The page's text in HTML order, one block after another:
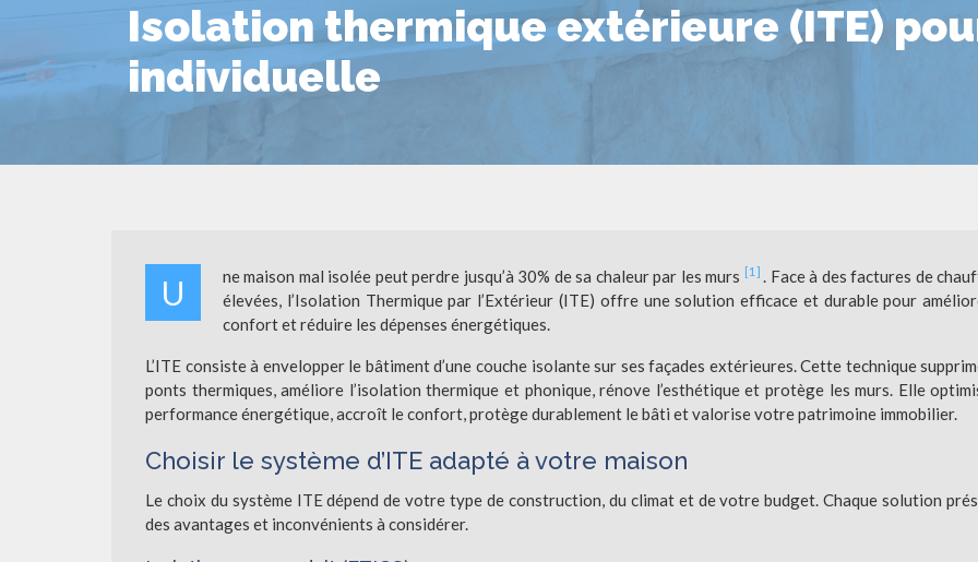
Isolation thermique extérieure (ITE)
individuelle
U ne maison mal isolée peut perdre jusqu’à 30% de sa chaleur par les murs [1] . Face à des factures de
élevées, l’Isolation Thermique par l’Extérieur (ITE) offre une solution efficace et durable pour
confort et réduire les dépenses énergétiques.
L’ITE consiste à envelopper le bâtiment d’une couche isolante sur ses façades extérieures. Cette technique
ponts thermiques, améliore l’isolation thermique et phonique, rénove l’esthétique et protège les murs. Elle
performance énergétique, accroît le confort, protège durablement le bâti et valorise votre patrimoine immobilier.
Choisir le système d’ITE adapté à votre maison
Le choix du système ITE dépend de votre type de construction, du climat et de votre budget. Chaque solution
des avantages et inconvénients à considérer.